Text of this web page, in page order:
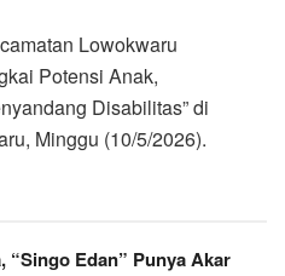
Lowokwaru
Potensi Anak,
Disabilitas” di
Minggu (10/5/2026).
“Singo Edan” Punya Akar